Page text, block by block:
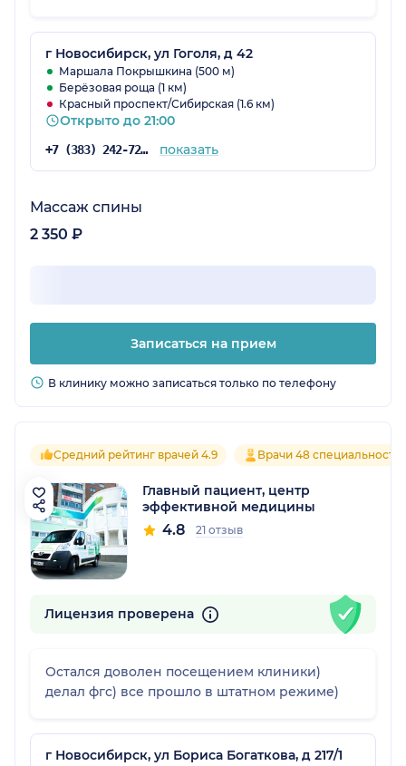
профессионализм.
г Новосибирск, ул Гоголя, д 42
Маршала Покрышкина (500 м)
Берёзовая роща (1 км)
Красный проспект/Сибирская (1.6 км)
Открыто до 21:00
+7 (383) 242-72-08 показать
Массаж спины
2 350 ₽
Записаться на прием
В клинику можно записаться только по телефону
Средний рейтинг врачей 4.9 Врачи 48
Главный пациент, центр
эффективной медицины
4.8 21 отзыв
Лицензия проверена
Остался доволен посещением клиники)
делал фгс) все прошло в штатном режиме)
г Новосибирск, ул Бориса Богаткова, д 217/1